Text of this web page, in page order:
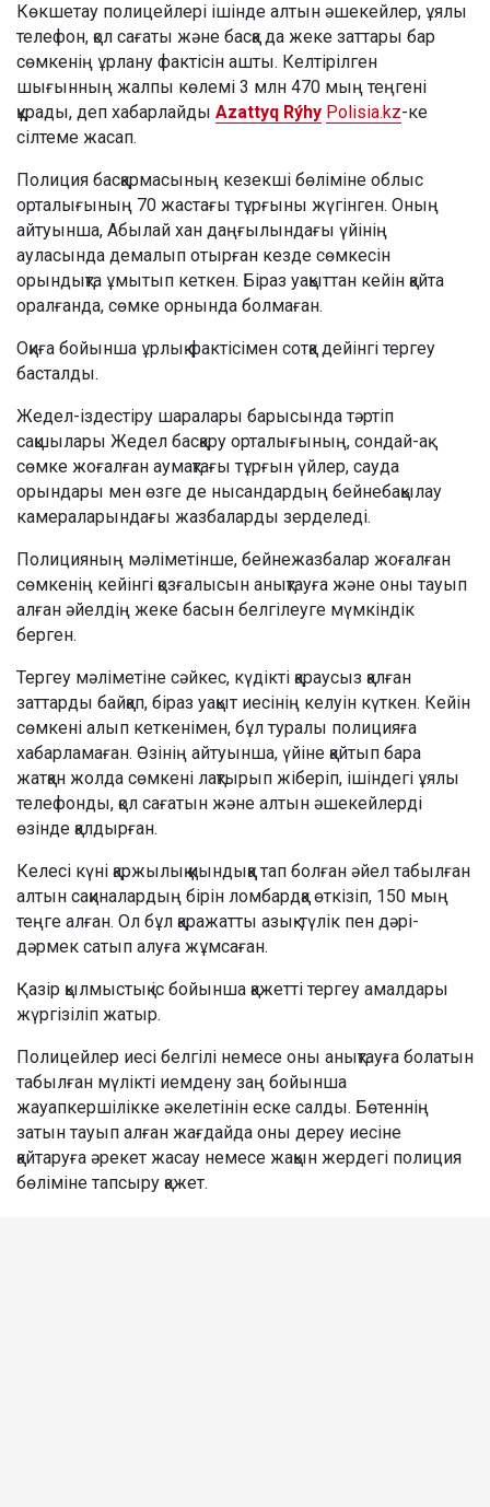
Көкшетау полицейлері ішінде алтын әшекейлер, ұялы
телефон, қол сағаты және басқа да жеке заттары бар
сөмкенің ұрлану фактісін ашты. Келтірілген
шығынның жалпы көлемі 3 млн 470 мың теңгені
құрады, деп хабарлайды Azattyq Rýhy Polisia.kz-ке
сілтеме жасап.
Полиция басқармасының кезекші бөліміне облыс
орталығының 70 жастағы тұрғыны жүгінген. Оның
айтуынша, Абылай хан даңғылындағы үйінің
ауласында демалып отырған кезде сөмкесін
орындықта ұмытып кеткен. Біраз уақыттан кейін қайта
оралғанда, сөмке орнында болмаған.
Оқиға бойынша ұрлық фактісімен сотқа дейінгі тергеу
басталды.
Жедел-іздестіру шаралары барысында тәртіп
сақшылары Жедел басқару орталығының, сондай-ақ
сөмке жоғалған аумақтағы тұрғын үйлер, сауда
орындары мен өзге де нысандардың бейнебақылау
камераларындағы жазбаларды зерделеді.
Полицияның мәліметінше, бейнежазбалар жоғалған
сөмкенің кейінгі қозғалысын анықтауға және оны тауып
алған әйелдің жеке басын белгілеуге мүмкіндік
берген.
Тергеу мәліметіне сәйкес, күдікті қараусыз қалған
заттарды байқап, біраз уақыт иесінің келуін күткен. Кейін
сөмкені алып кеткенімен, бұл туралы полицияға
хабарламаған. Өзінің айтуынша, үйіне қайтып бара
жатқан жолда сөмкені лақтырып жіберіп, ішіндегі ұялы
телефонды, қол сағатын және алтын әшекейлерді
өзінде қалдырған.
Келесі күні қаржылық қиындыққа тап болған әйел табылған
алтын сақиналардың бірін ломбардқа өткізіп, 150 мың
теңге алған. Ол бұл қаражатты азық-түлік пен дәрі-
дәрмек сатып алуға жұмсаған.
Қазір қылмыстық іс бойынша қажетті тергеу амалдары
жүргізіліп жатыр.
Полицейлер иесі белгілі немесе оны анықтауға болатын
табылған мүлікті иемдену заң бойынша
жауапкершілікке әкелетінін еске салды. Бөтеннің
затын тауып алған жағдайда оны дереу иесіне
қайтаруға әрекет жасау немесе жақын жердегі полиция
бөліміне тапсыру қажет.